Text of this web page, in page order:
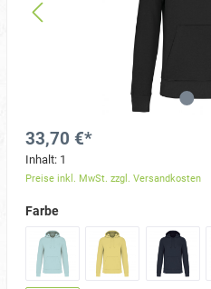
33,70 €*
Inhalt: 1
Preise inkl. MwSt. zzgl. Versandkosten
Farbe